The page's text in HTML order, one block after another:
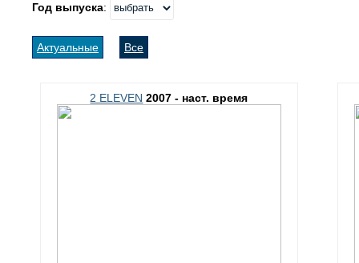
Год выпуска:
Актуальные Все
2 ELEVEN 2007 - наст. время